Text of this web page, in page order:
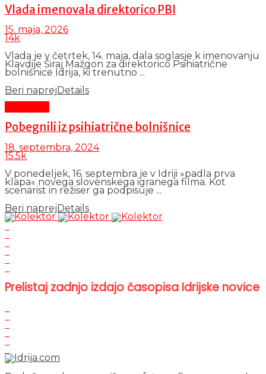
Vlada imenovala direktorico PBI
15. maja, 2026
14k
Vlada je v četrtek, 14. maja, dala soglasje k imenovanju
Klavdije Širaj Mažgon za direktorico Psihiatrične
bolnišnice Idrija, ki trenutno ...
Beri naprej Details
Pobegnili iz psihiatrične bolnišnice
18. septembra, 2024
15.5k
V ponedeljek, 16. septembra je v Idriji »padla prva
klapa« novega slovenskega igranega filma. Kot
scenarist in režiser ga podpisuje ...
Beri naprejDetails
Prelistaj zadnjo izdajo časopisa Idrijske novice